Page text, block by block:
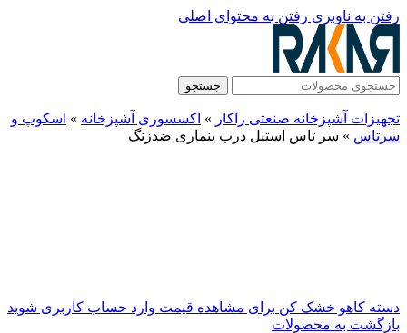
رفتن به ناوبری رفتن به محتوای اصلی
جستجو
تجهیزات آشپزخانه صنعتی راکار » اکسسوری آشپزخانه » اسکوپ و
سرتاس » سر تاس استیل درب بنماری ضدزنگ
دسته کاهو خشک کن برای مشاهده قیمت وارد حساب کاربری شوید
بازگشت به محصولات